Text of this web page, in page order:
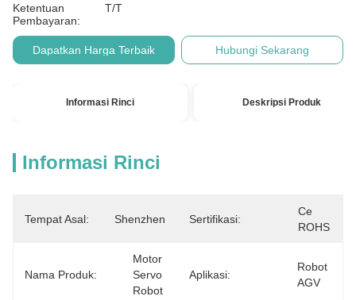
Ketentuan
Pembayaran:
T/T
Dapatkan Harga Terbaik Hubungi Sekarang
Informasi Rinci Deskripsi Produk
Informasi Rinci
Tempat Asal: Shenzhen Sertifikasi:
Ce
ROHS
Nama Produk:
Motor
Servo
Robot
Aplikasi:
Robot
AGV